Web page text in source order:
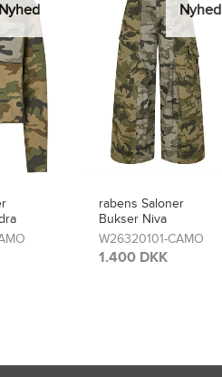
Nyhed Nyhed
Karmamia Bukser
Blake
2344-SAPPHIRE
1.400 DKK